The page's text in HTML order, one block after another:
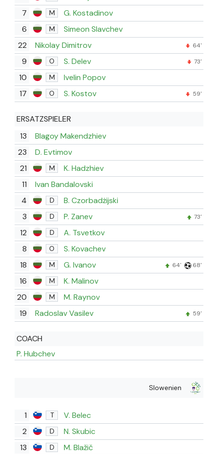
7
M
G. Kostadinov
6
M
Simeon Slavchev
22
Nikolay Dimitrov 64'
9 O S. Delev 73'
10 M
Ivelin Popov
17
O S. Kostov 59'
ERSATZSPIELER
13
Blagoy Makendzhiev
23
D. Evtimov
21
M
K. Hadzhiev
11
Ivan Bandalovski
4
D
B. Czorbadżijski
3
D P. Zanev 73'
12 D
A. Tsvetkov
8
O
S. Kovachev
18
M G. Ivanov 64' 68'
16 M
K. Malinov
20
M
M. Raynov
19
Radoslav Vasilev 59'
COACH
P. Hubchev
Slowenien
1 T
V. Belec
2
D
N. Skubic
13
D
M. Blažič